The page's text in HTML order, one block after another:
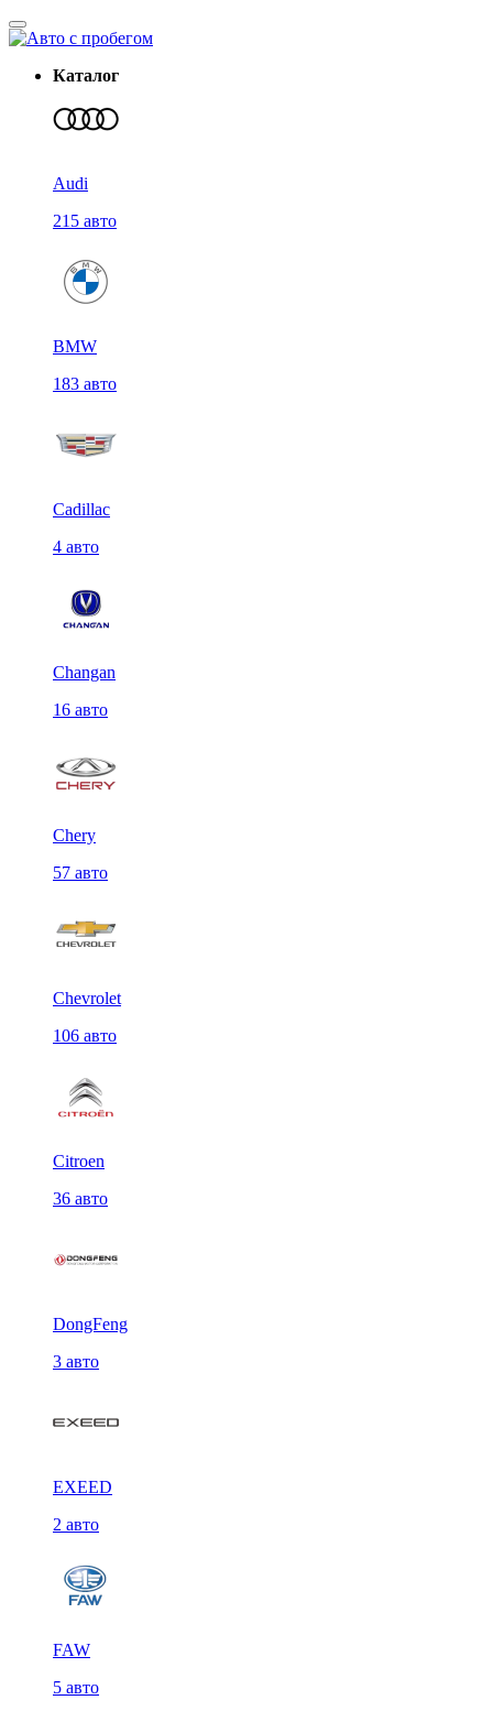
Каталог
Audi
215 авто
BMW
183 авто
Cadillac
4 авто
Changan
16 авто
Chery
57 авто
Chevrolet
106 авто
Citroen
36 авто
DongFeng
3 авто
EXEED
2 авто
FAW
5 авто